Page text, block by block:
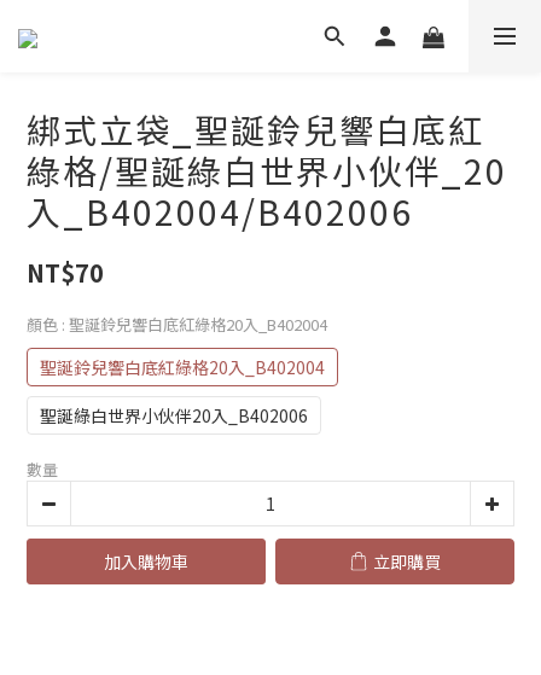
綁式立袋_聖誕鈴兒響白底紅
綠格/聖誕綠白世界小伙伴_20
入_B402004/B402006
NT$70
顏色 : 聖誕鈴兒響白底紅綠格20入_B402004
聖誕鈴兒響白底紅綠格20入_B402004
聖誕綠白世界小伙伴20入_B402006
數量
加入購物車 立即購買